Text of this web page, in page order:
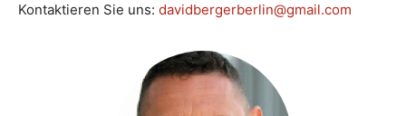
Kontaktieren Sie uns: davidbergerberlin@gmail.com